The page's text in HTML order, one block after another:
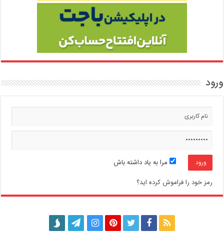
ورود
مرا به یاد داشته باش
رمز خود را فراموش کرده اید؟